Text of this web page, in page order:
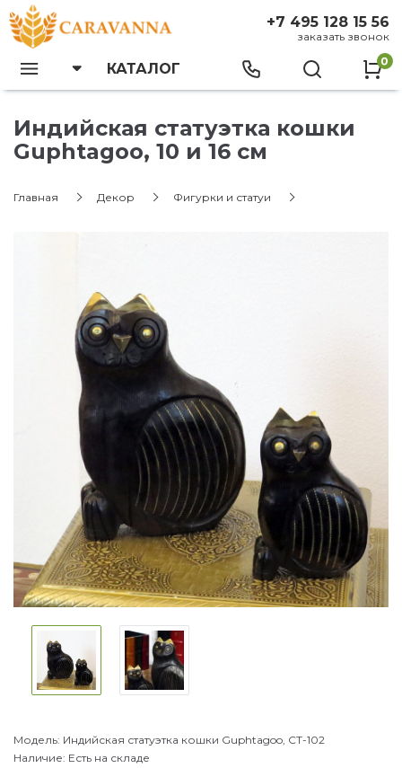
+7 495 128 15 56
заказать звонок
КАТАЛОГ 0
Индийская статуэтка кошки
Guphtagoo, 10 и 16 см
Главная Декор Фигурки и статуи
Модель: Индийская статуэтка кошки Guphtagoo, СТ-102
Наличие: Есть на складе